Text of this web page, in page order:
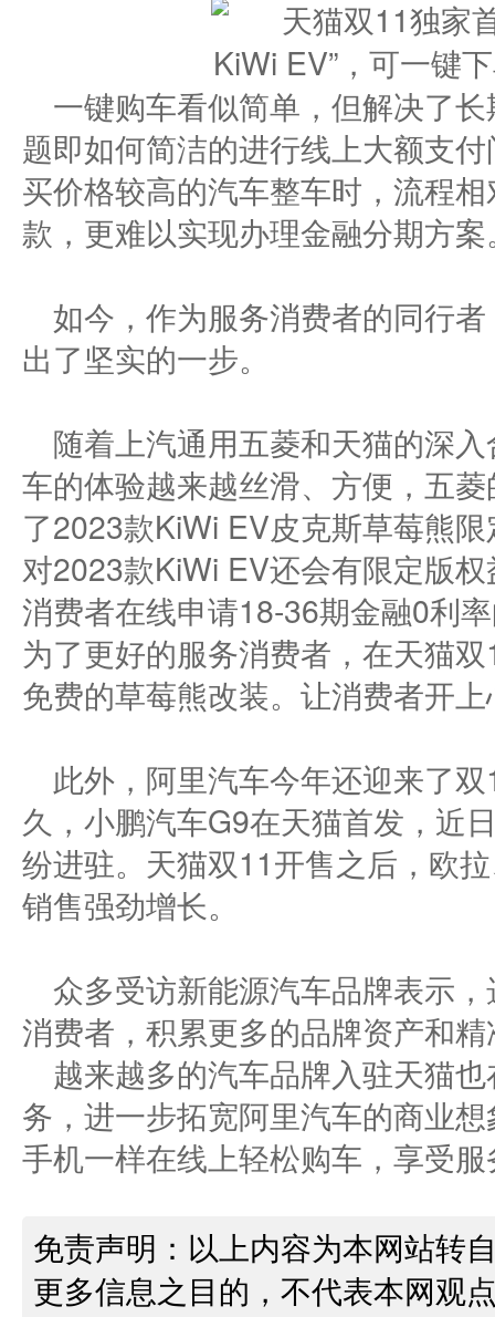
一键购车看似简单，但解决了
题即如何简洁的进行线上大额支
买价格较高的汽车整车时，流程
款，更难以实现办理金融分期方案
如今，作为服务消费者的同行
出了坚实的一步。
随着上汽通用五菱和天猫的深
车的体验越来越丝滑、方便，五
了2023款KiWi EV皮克斯草莓熊
对2023款KiWi EV还会有限定版
消费者在线申请18-36期金融0利
为了更好的服务消费者，在天猫
免费的草莓熊改装。让消费者开
此外，阿里汽车今年还迎来了
久，小鹏汽车G9在天猫首发，近
纷进驻。天猫双11开售之后，欧
销售强劲增长。
众多受访新能源汽车品牌表示
消费者，积累更多的品牌资产和
越来越多的汽车品牌入驻天猫
务，进一步拓宽阿里汽车的商业
手机一样在线上轻松购车，享受
免责声明：以上内容为本网站转
更多信息之目的，不代表本网观